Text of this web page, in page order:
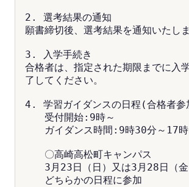
2. 選考結果の通知
願書締切後、選考結果を通知いたしま
3. 入学手続き
合格者は、指定された期限までに入
了してください。
4. 学習ガイダンスの日程(合格者参
受付開始:9時～
ガイダンス時間:9時30分～17
〇高崎高松町キャンパス
3月23日（日）又は3月28日（金
どちらかの日程に参加